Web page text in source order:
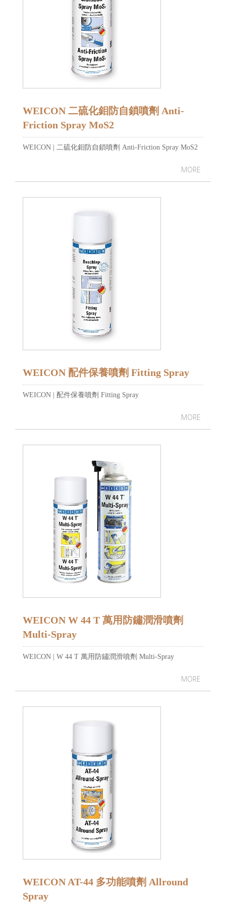
WEICON 二硫化鉬防自鎖噴劑 Anti-
Friction Spray MoS2
WEICON | 二硫化鉬防自鎖噴劑 Anti-Friction Spray MoS2
MORE
WEICON 配件保養噴劑 Fitting Spray
WEICON | 配件保養噴劑 Fitting Spray
MORE
WEICON W 44 T 萬用防鏽潤滑噴劑
Multi-Spray
WEICON | W 44 T 萬用防鏽潤滑噴劑 Multi-Spray
MORE
WEICON AT-44 多功能噴劑 Allround
Spray